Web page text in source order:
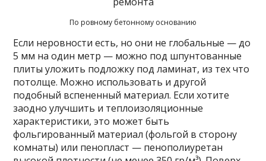
По ровному бетонному основанию
Если неровности есть, но они не глобальные — до
5 мм на один метр — можно под шпунтованные
плиты уложить подложку под ламинат, из тех что
потолще. Можно использовать и другой
подобный вспененный материал. Если хотите
заодно улучшить и теплоизоляционные
характеристики, это может быть
фольгированный материал (фольгой в сторону
комнаты) или пенопласт — пенополиуретан